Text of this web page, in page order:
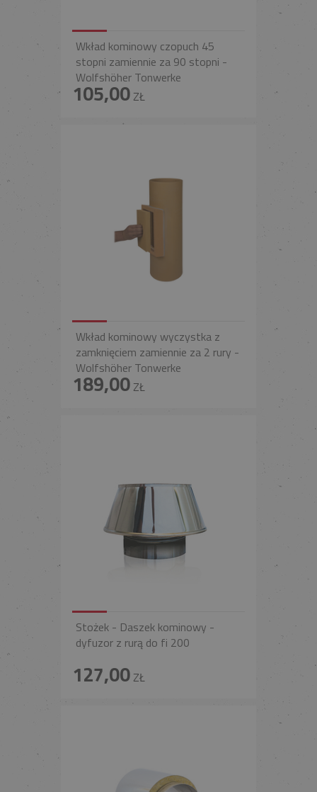
Wkład kominowy czopuch 45
stopni zamiennie za 90 stopni -
Wolfshöher Tonwerke
105,00ZŁ
Wkład kominowy wyczystka z
zamknięciem zamiennie za 2 rury -
Wolfshöher Tonwerke
189,00ZŁ
Stożek - Daszek kominowy -
dyfuzor z rurą do fi 200
127,00ZŁ